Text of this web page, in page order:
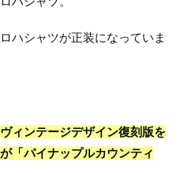
ハシャツが正装になっていま
ィンテージデザイン復刻版を
「パイナップルカウンティ